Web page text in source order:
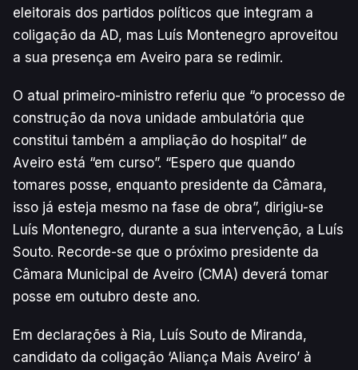
eleitorais dos partidos políticos que integram a
coligação da AD, mas Luís Montenegro aproveitou
a sua presença em Aveiro para se redimir.
O atual primeiro-ministro referiu que “o processo de
construção da nova unidade ambulatória que
constitui também a ampliação do hospital” de
Aveiro está “em curso”. “Espero que quando
tomares posse, enquanto presidente da Câmara,
isso já esteja mesmo na fase de obra”, dirigiu-se
Luís Montenegro, durante a sua intervenção, a Luís
Souto. Recorde-se que o próximo presidente da
Câmara Municipal de Aveiro (CMA) deverá tomar
posse em outubro deste ano.
Em declarações à Ria, Luís Souto de Miranda,
candidato da coligação ‘Aliança Mais Aveiro’ à